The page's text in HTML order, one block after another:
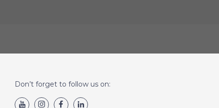
Don’t forget to follow us on: